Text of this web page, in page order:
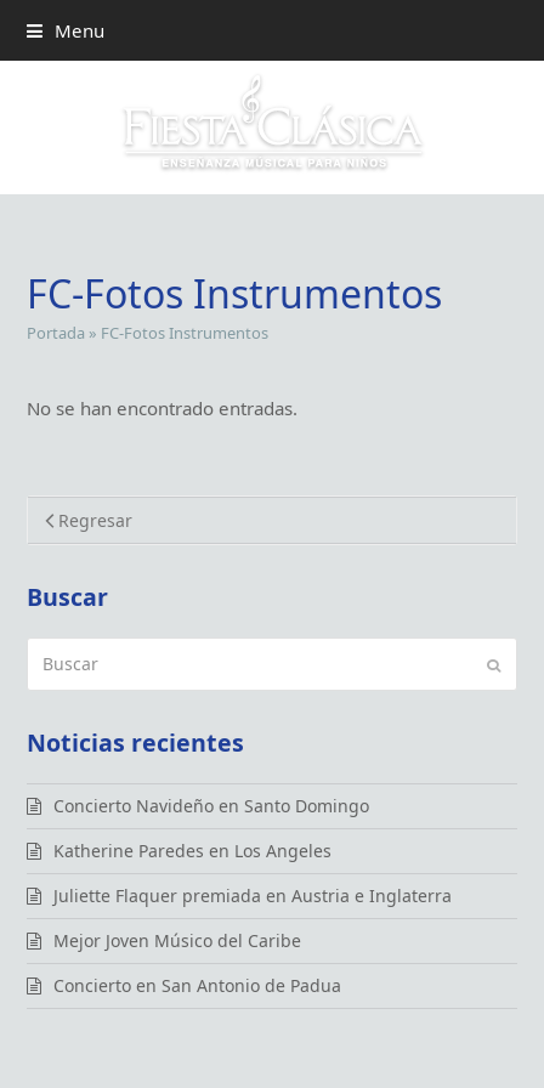
Menu
FC-Fotos Instrumentos
Portada » FC-Fotos Instrumentos
No se han encontrado entradas.
Regresar
Buscar
Noticias recientes
Concierto Navideño en Santo Domingo
Katherine Paredes en Los Angeles
Juliette Flaquer premiada en Austria e Inglaterra
Mejor Joven Músico del Caribe
Concierto en San Antonio de Padua